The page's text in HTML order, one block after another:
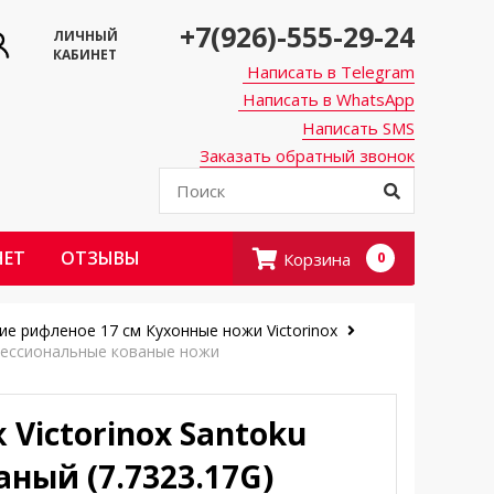
ЛИЧНЫЙ
КАБИНЕТ
+7(926)-555-29-24
Написать в Telegram
Написать в WhatsApp
Написать SMS
Заказать обратный звонок
ОТЗЫВЫ Корзина 0
рифленое 17 см Кухонные ножи Victorinox
кованые ножи
Santoku
(7.7323.17G)